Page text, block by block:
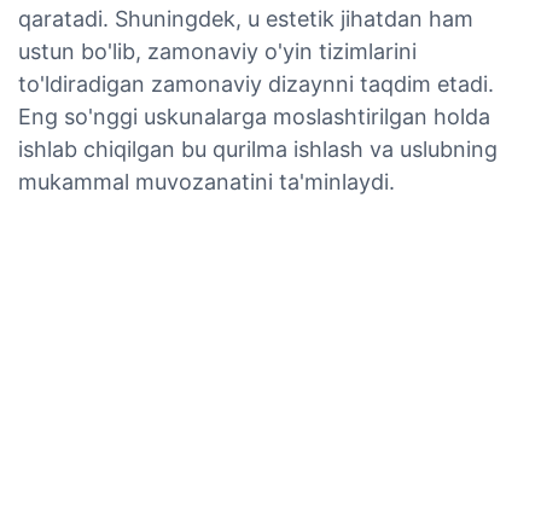
qaratadi. Shuningdek, u estetik jihatdan ham
ustun bo'lib, zamonaviy o'yin tizimlarini
to'ldiradigan zamonaviy dizaynni taqdim etadi.
Eng so'nggi uskunalarga moslashtirilgan holda
ishlab chiqilgan bu qurilma ishlash va uslubning
mukammal muvozanatini ta'minlaydi.